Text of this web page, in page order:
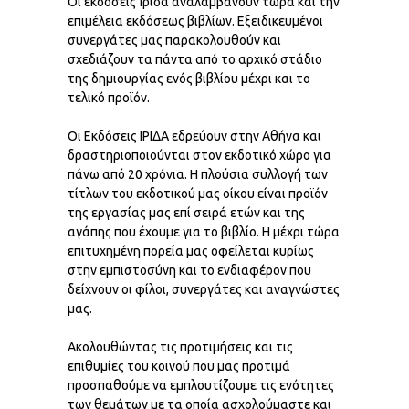
επιμέλεια εκδόσεως βιβλίων. Εξειδικευμένοι
συνεργάτες μας παρακολουθούν και
σχεδιάζουν τα πάντα από το αρχικό στάδιο
της δημιουργίας ενός βιβλίου μέχρι και το
τελικό προϊόν.
Οι Εκδόσεις ΙΡΙΔΑ εδρεύουν στην Αθήνα και
δραστηριοποιούνται στον εκδοτικό χώρο για
πάνω από 20 χρόνια. Η πλούσια συλλογή των
τίτλων του εκδοτικού μας οίκου είναι προϊόν
της εργασίας μας επί σειρά ετών και της
αγάπης που έχουμε για το βιβλίο. Η μέχρι τώρα
επιτυχημένη πορεία μας οφείλεται κυρίως
στην εμπιστοσύνη και το ενδιαφέρον που
δείχνουν οι φίλοι, συνεργάτες και αναγνώστες
μας.
Ακολουθώντας τις προτιμήσεις και τις
επιθυμίες του κοινού που μας προτιμά
προσπαθούμε να εμπλουτίζουμε τις ενότητες
των θεμάτων με τα οποία ασχολούμαστε και